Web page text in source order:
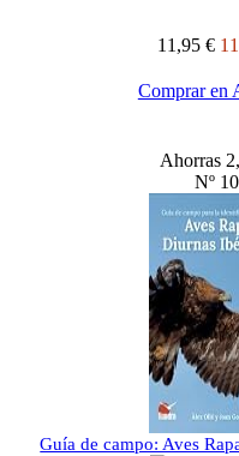
11,95 €
Comprar en
Ahorras
Nº 10
Guía de campo: Aves